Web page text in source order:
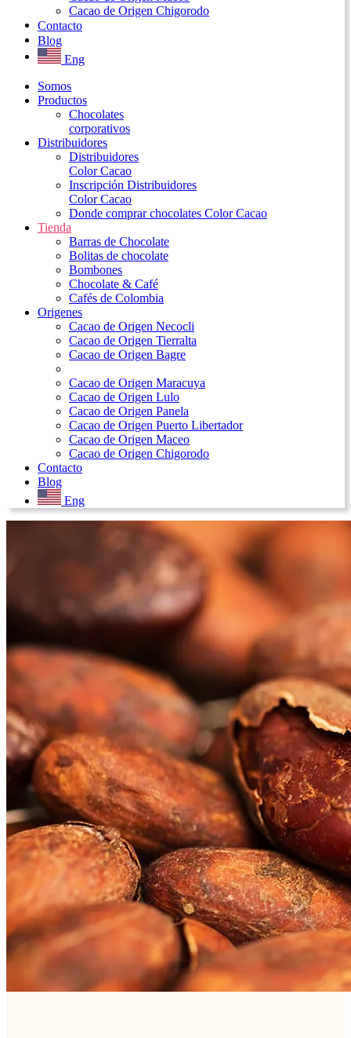
Cacao de Origen Chigorodo
Contacto
Blog
Eng
Somos
Productos
Chocolates
corporativos
Distribuidores
Distribuidores
Color Cacao
Inscripción Distribuidores
Color Cacao
Donde comprar chocolates Color Cacao
Tienda
Barras de Chocolate
Bolitas de chocolate
Bombones
Chocolate & Café
Cafés de Colombia
Origenes
Cacao de Origen Necocli
Cacao de Origen Tierralta
Cacao de Origen Bagre
Cacao de Origen Maracuya
Cacao de Origen Lulo
Cacao de Origen Panela
Cacao de Origen Puerto Libertador
Cacao de Origen Maceo
Cacao de Origen Chigorodo
Contacto
Blog
Eng